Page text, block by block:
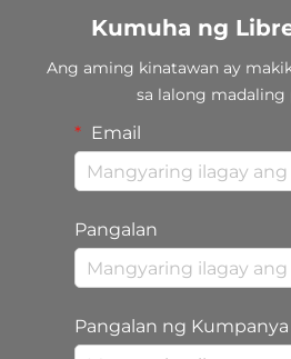
Kumuha ng
Ang aming kinatawan ay
sa lalong madaling
Email
Pangalan
Pangalan ng Kumpanya